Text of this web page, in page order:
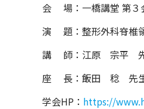
会 場：一橋講堂 第３
演 題：整形外科脊椎
講 師：江原 宗平 先
座 長：飯田 稔 先生
学会HP： https://